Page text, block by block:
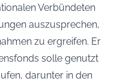
Verbündeten
auszusprechen,
zu ergreifen. Er
solle genutzt
darunter in den